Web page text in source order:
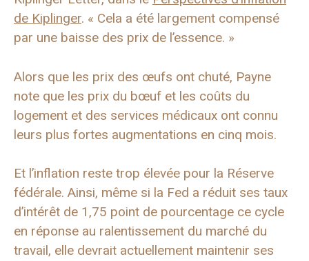
de Kiplinger. « Cela a été largement compensé
par une baisse des prix de l’essence. »
Alors que les prix des œufs ont chuté, Payne
note que les prix du bœuf et les coûts du
logement et des services médicaux ont connu
leurs plus fortes augmentations en cinq mois.
Et l’inflation reste trop élevée pour la Réserve
fédérale. Ainsi, même si la Fed a réduit ses taux
d’intérêt de 1,75 point de pourcentage ce cycle
en réponse au ralentissement du marché du
travail, elle devrait actuellement maintenir ses